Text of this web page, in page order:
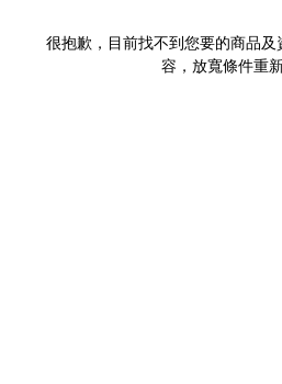
很抱歉，目前找不到您要的商品
容，放寬條件重新